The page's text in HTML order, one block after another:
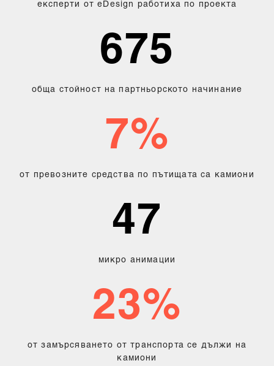
експерти от eDesign работиха по проекта
675
обща стойност на партньорското начинание
7%
от превозните средства по пътищата са камиони
47
микро анимации
23%
от замърсяването от транспорта се дължи на
камиони